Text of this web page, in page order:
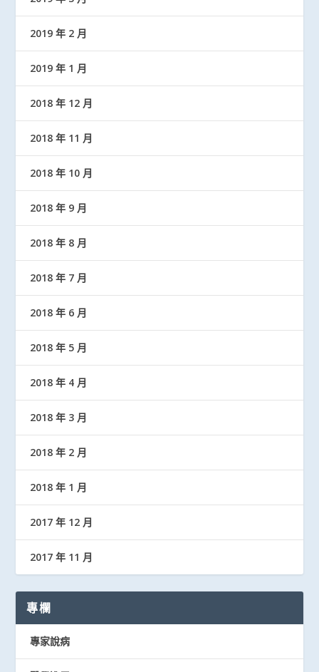
2019 年 2 月
2019 年 1 月
2018 年 12 月
2018 年 11 月
2018 年 10 月
2018 年 9 月
2018 年 8 月
2018 年 7 月
2018 年 6 月
2018 年 5 月
2018 年 4 月
2018 年 3 月
2018 年 2 月
2018 年 1 月
2017 年 12 月
2017 年 11 月
專欄
專家說病